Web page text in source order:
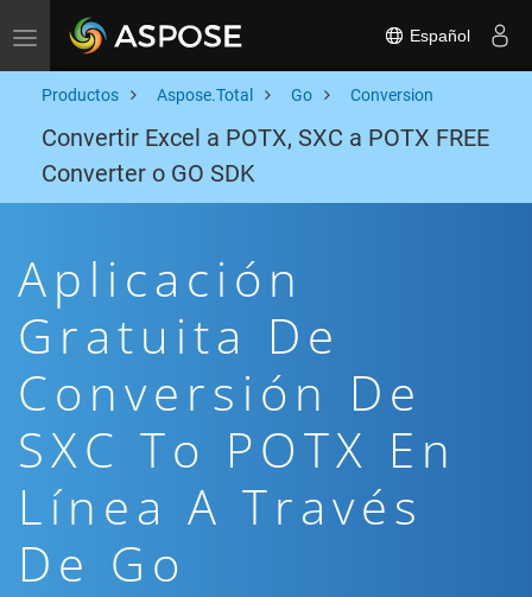
Toggle navigation Español
Productos Aspose.Total Go Conversion
Convertir Excel a POTX, SXC a POTX FREE
Converter o GO SDK
Aplicación
Gratuita De
Conversión De
SXC To POTX En
Línea A Través
De Go